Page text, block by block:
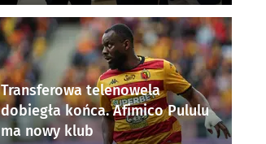
Transferowa telenowela
dobiegła końca. Afimico Pululu
ma nowy klub